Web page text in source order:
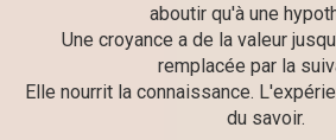
aboutir qu'à une
Une croyance a de la valeur
remplacée par la
Elle nourrit la connaissance.
du savoir.